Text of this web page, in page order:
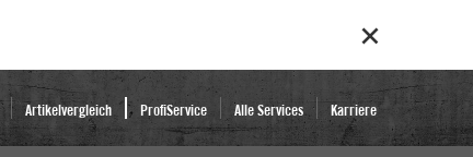
Artikelvergleich ProfiService Alle Services Karriere